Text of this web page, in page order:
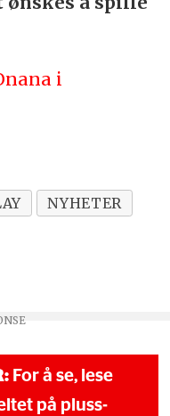
i
NYHETER
For å se, lese
på pluss-